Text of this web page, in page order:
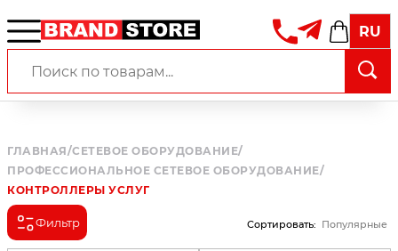
RU
ГЛАВНАЯ/СЕТЕВОЕ ОБОРУДОВАНИЕ/
ПРОФЕССИОНАЛЬНОЕ СЕТЕВОЕ ОБОРУДОВАНИЕ/
КОНТРОЛЛЕРЫ УСЛУГ
Фильтр Сортировать: Популярные